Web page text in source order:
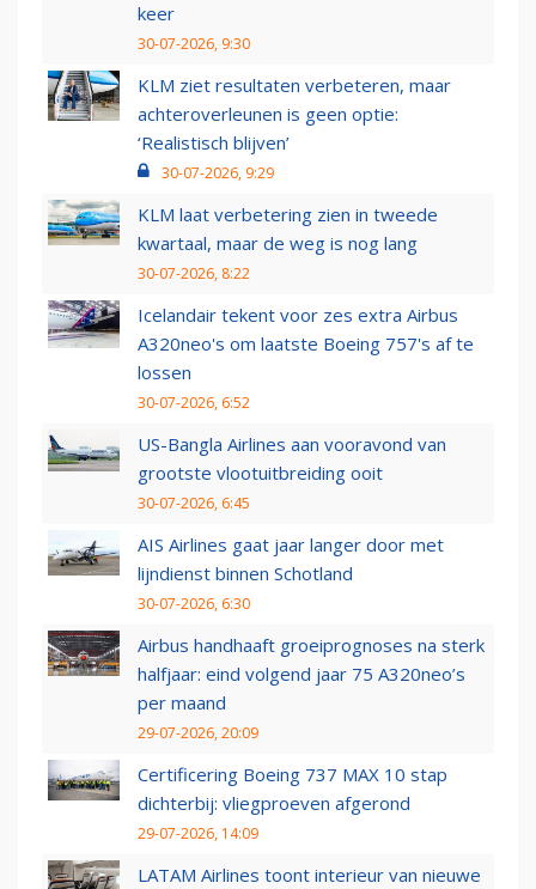
keer
30-07-2026, 9:30
KLM ziet resultaten verbeteren, maar
achteroverleunen is geen optie:
‘Realistisch blijven’
30-07-2026, 9:29
KLM laat verbetering zien in tweede
kwartaal, maar de weg is nog lang
30-07-2026, 8:22
Icelandair tekent voor zes extra Airbus
A320neo's om laatste Boeing 757's af te
lossen
30-07-2026, 6:52
US-Bangla Airlines aan vooravond van
grootste vlootuitbreiding ooit
30-07-2026, 6:45
AIS Airlines gaat jaar langer door met
lijndienst binnen Schotland
30-07-2026, 6:30
Airbus handhaaft groeiprognoses na sterk
halfjaar: eind volgend jaar 75 A320neo’s
per maand
29-07-2026, 20:09
Certificering Boeing 737 MAX 10 stap
dichterbij: vliegproeven afgerond
29-07-2026, 14:09
LATAM Airlines toont interieur van nieuwe